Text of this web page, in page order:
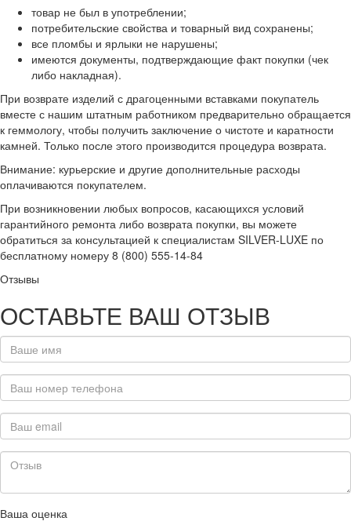
товар не был в употреблении;
потребительские свойства и товарный вид сохранены;
все пломбы и ярлыки не нарушены;
имеются документы, подтверждающие факт покупки (чек
либо накладная).
При возврате изделий с драгоценными вставками покупатель
вместе с нашим штатным работником предварительно обращается
к геммологу, чтобы получить заключение о чистоте и каратности
камней. Только после этого производится процедура возврата.
Внимание: курьерские и другие дополнительные расходы
оплачиваются покупателем.
При возникновении любых вопросов, касающихся условий
гарантийного ремонта либо возврата покупки, вы можете
обратиться за консультацией к специалистам SILVER-LUXE по
бесплатному номеру 8 (800) 555-14-84
Отзывы
ОСТАВЬТЕ ВАШ ОТЗЫВ
Ваша оценка